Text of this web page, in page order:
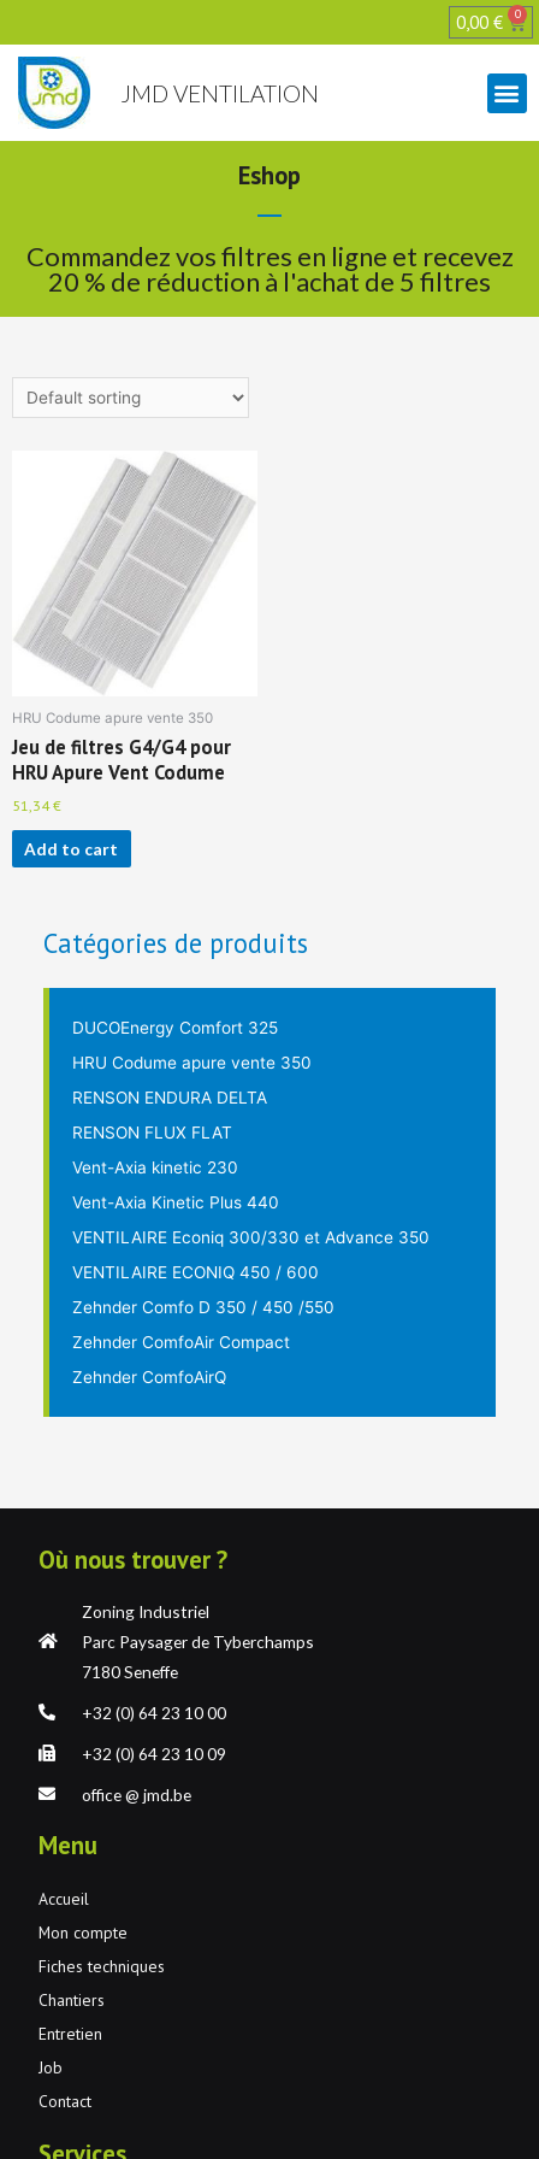
0,00 € 0
JMD VENTILATION
Eshop
Commandez vos filtres en ligne et recevez
20 % de réduction à l'achat de 5 filtres
HRU Codume apure vente 350
Jeu de filtres G4/G4 pour
HRU Apure Vent Codume
51,34€
Add to cart
Catégories de produits
DUCOEnergy Comfort 325
HRU Codume apure vente 350
RENSON ENDURA DELTA
RENSON FLUX FLAT
Vent-Axia kinetic 230
Vent-Axia Kinetic Plus 440
VENTILAIRE Econiq 300/330 et Advance 350
VENTILAIRE ECONIQ 450 / 600
Zehnder Comfo D 350 / 450 /550
Zehnder ComfoAir Compact
Zehnder ComfoAirQ
Où nous trouver ?
Zoning Industriel
Parc Paysager de Tyberchamps
7180 Seneffe
+32 (0) 64 23 10 00
+32 (0) 64 23 10 09
office @ jmd.be
Menu
Accueil
Mon compte
Fiches techniques
Chantiers
Entretien
Job
Contact